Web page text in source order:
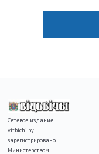
Сетевое издание
vitbichi.by
зарегистрировано
Министерством